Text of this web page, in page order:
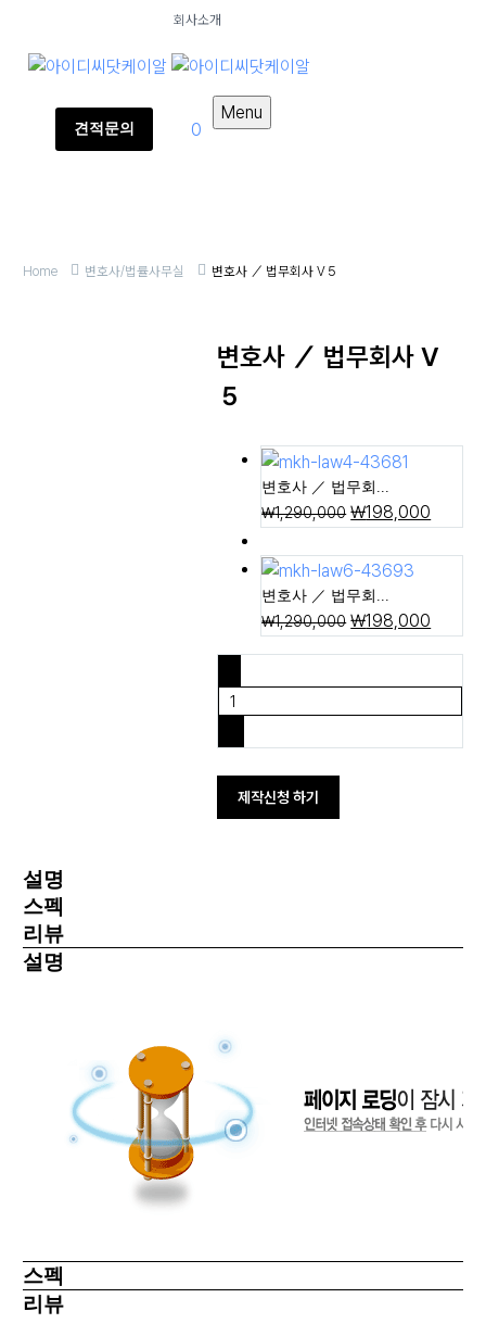
회사소개
견적문의 0
Menu
Home 변호사/법률사무실 변호사 ／ 법무회사 V５
변호사 ／ 법무회사 V
５
변호사 ／ 법무회...
₩1,290,000 ₩198,000
변호사 ／ 법무회...
₩1,290,000 ₩198,000
제작신청 하기
설명
스펙
리뷰
설명
스펙
리뷰